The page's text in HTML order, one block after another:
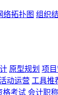
络拓扑图 组织
原型规划 项
动运营 工具推
格考试 会计职